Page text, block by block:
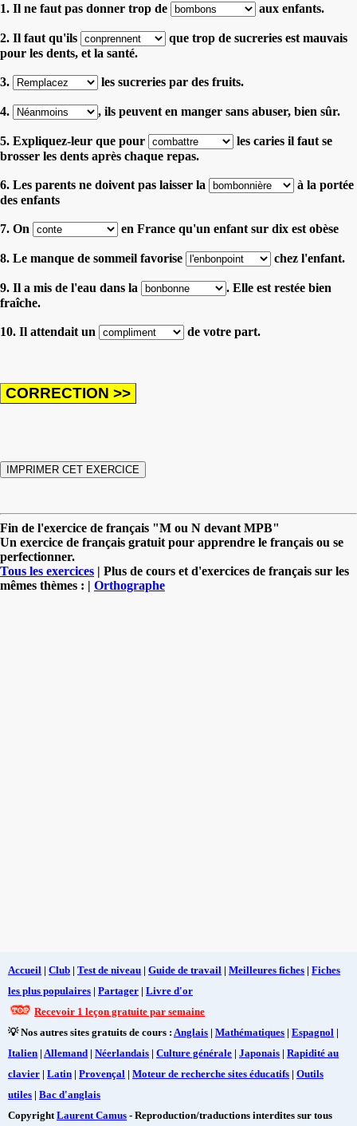
1. Il ne faut pas donner trop de aux enfants.
2. Il faut qu'ils
que trop de sucreries est mauvais
pour les dents, et la santé.
3. les sucreries par des fruits.
4. , ils peuvent en manger sans abuser, bien sûr.
5. Expliquez-leur que pour
les caries il faut se
brosser les dents après chaque repas.
6. Les parents ne doivent pas laisser la
à la portée
des enfants
7. On en France qu'un enfant sur dix est obèse
8. Le manque de sommeil favorise chez l'enfant.
9. Il a mis de l'eau dans la
. Elle est restée bien
fraîche.
10. Il attendait un de votre part.
Fin de l'exercice de français "M ou N devant MPB"
Un exercice de français gratuit pour apprendre le français ou se
perfectionner.
Tous les exercices | Plus de cours et d'exercices de français sur les
mêmes thèmes : | Orthographe
Accueil | Club | Test de niveau | Guide de travail | Meilleures fiches | Fiches
les plus populaires | Partager | Livre d'or
Recevoir 1 leçon gratuite par semaine
💡 Nos autres sites gratuits de cours : Anglais | Mathématiques | Espagnol |
Italien | Allemand | Néerlandais | Culture générale | Japonais | Rapidité au
clavier | Latin | Provençal | Moteur de recherche sites éducatifs | Outils
utiles | Bac d'anglais
Copyright Laurent Camus - Reproduction/traductions interdites sur tous